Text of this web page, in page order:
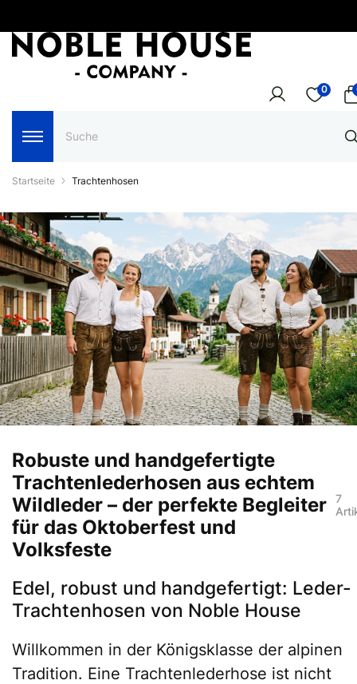
0
Startseite Trachtenhosen
Robuste und handgefertigte
Trachtenlederhosen aus echtem
Wildleder – der perfekte Begleiter
für das Oktoberfest und
Volksfeste
7
Edel, robust und handgefertigt: Leder-
Trachtenhosen von Noble House
Willkommen in der Königsklasse der alpinen
Tradition. Eine Trachtenlederhose ist nicht